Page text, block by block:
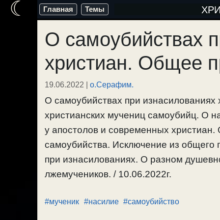
Перейти
содержимому
Главная Темы
О самоубийствах
христиан. Общее
19.06.2022 | о.Серафим.
О самоубийствах при
христианских мучениц самоубийц. О
у апостолов и современных
самоубийства. Исключение из
при изнасилованиях. О разном
лжемучеников. / 10.06.2022г.
#мученик #насилие #самоубийство
☾